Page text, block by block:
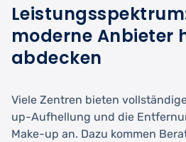
moderne Anbieter
abdecken
Viele Zentren bieten
up-Aufhellung und die
Make-up an. Dazu kommen